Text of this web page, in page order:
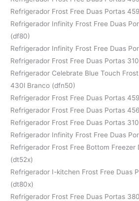
Refrigerador Frost Free Duas Portas
Refrigerador Infinity Frost Free Duas
(df80)
Refrigerador Infinity Frost Free Duas
Refrigerador Frost Free Duas Portas
Refrigerador Celebrate Blue Touch
430l Branco (dfn50)
Refrigerador Frost Free Duas Portas
Refrigerador Frost Free Duas Portas
Refrigerador Frost Free Duas Portas
Refrigerador Infinity Frost Free Duas
Refrigerador Frost Free Bottom Freezer
(dt52x)
Refrigerador I-kitchen Frost Free Duas
(dt80x)
Refrigerador Frost Free Duas Portas